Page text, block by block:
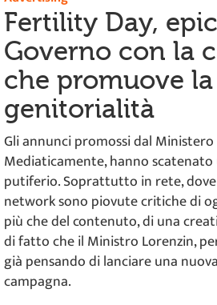
Fertility Day,
Governo con la
che promuove la
genitorialità
Gli annunci promossi dal
Mediaticamente, hanno
putiferio. Soprattutto in rete,
network sono piovute critiche di
più che del contenuto, di una
di fatto che il Ministro Lorenzin,
già pensando di lanciare una
campagna.